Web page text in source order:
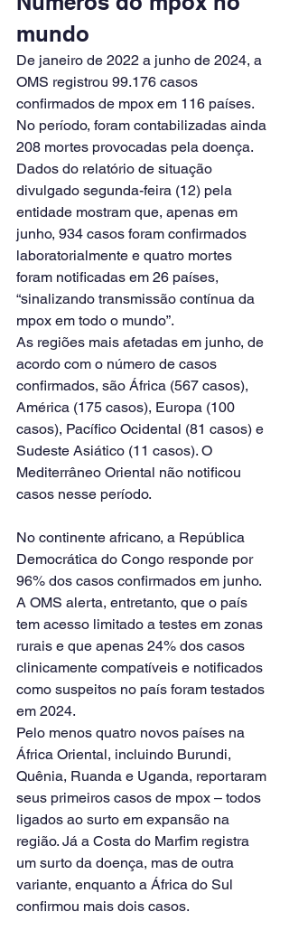
mundo
De janeiro de 2022 a junho de 2024, a
OMS registrou 99.176 casos
confirmados de mpox em 116 países.
No período, foram contabilizadas ainda
208 mortes provocadas pela doença.
Dados do relatório de situação
divulgado segunda-feira (12) pela
entidade mostram que, apenas em
junho, 934 casos foram confirmados
laboratorialmente e quatro mortes
foram notificadas em 26 países,
“sinalizando transmissão contínua da
mpox em todo o mundo”.
As regiões mais afetadas em junho, de
acordo com o número de casos
confirmados, são África (567 casos),
América (175 casos), Europa (100
casos), Pacífico Ocidental (81 casos) e
Sudeste Asiático (11 casos). O
Mediterrâneo Oriental não notificou
casos nesse período.
No continente africano, a República
Democrática do Congo responde por
96% dos casos confirmados em junho.
A OMS alerta, entretanto, que o país
tem acesso limitado a testes em zonas
rurais e que apenas 24% dos casos
clinicamente compatíveis e notificados
como suspeitos no país foram testados
em 2024.
Pelo menos quatro novos países na
África Oriental, incluindo Burundi,
Quênia, Ruanda e Uganda, reportaram
seus primeiros casos de mpox – todos
ligados ao surto em expansão na
região. Já a Costa do Marfim registra
um surto da doença, mas de outra
variante, enquanto a África do Sul
confirmou mais dois casos.